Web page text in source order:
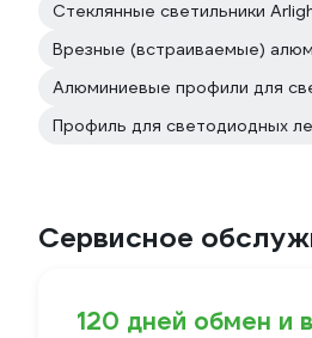
Стеклянные светильники
Врезные (встраиваемые)
Алюминиевые профили для
Профиль для светодиодных
Сервисное
120 дней обмен и